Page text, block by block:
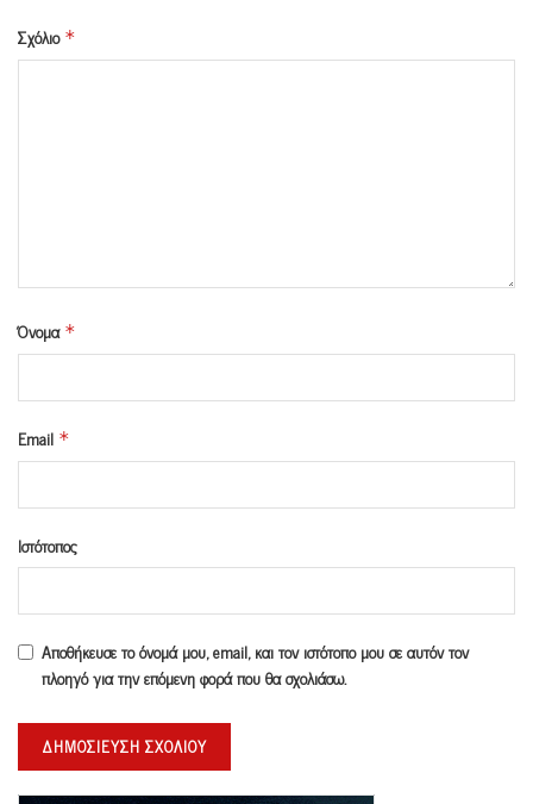
Σχόλιο *
Όνομα *
Email *
Ιστότοπος
Αποθήκευσε το όνομά μου, email, και τον ιστότοπο μου σε αυτόν τον
πλοηγό για την επόμενη φορά που θα σχολιάσω.